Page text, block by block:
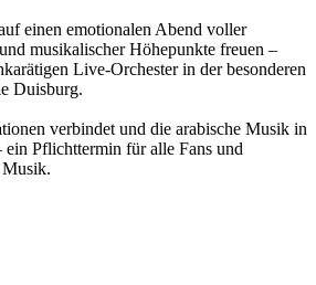
einen emotionalen Abend voller
musikalischer Höhepunkte freuen –
Live-Orchester in der besonderen
Duisburg.
verbindet und die arabische Musik in
ein Pflichttermin für alle Fans und
Musik.